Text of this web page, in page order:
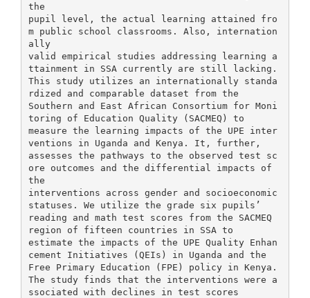
the
pupil level, the actual learning attained fro
m public school classrooms. Also, internation
ally
valid empirical studies addressing learning a
ttainment in SSA currently are still lacking.
This study utilizes an internationally standa
rdized and comparable dataset from the
Southern and East African Consortium for Moni
toring of Education Quality (SACMEQ) to
measure the learning impacts of the UPE inter
ventions in Uganda and Kenya. It, further,
assesses the pathways to the observed test sc
ore outcomes and the differential impacts of
the
interventions across gender and socioeconomic
statuses. We utilize the grade six pupils’
reading and math test scores from the SACMEQ
region of fifteen countries in SSA to
estimate the impacts of the UPE Quality Enhan
cement Initiatives (QEIs) in Uganda and the
Free Primary Education (FPE) policy in Kenya.
The study finds that the interventions were a
ssociated with declines in test scores